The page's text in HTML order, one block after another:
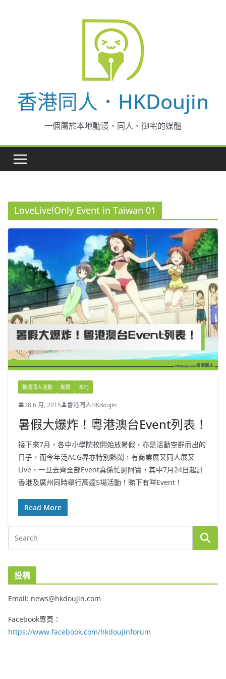
香港同人．HKDoujin
一個屬於本地動漫、同人、御宅的媒體
LoveLive!Only Event in Taiwan 01
動漫同人活動 新聞 本地
28 6 月, 2015 香港同人HKdoujin
暑假大爆炸！粵港澳台Event列表！
接下來7月，各中小學院校開始放暑假，亦是活動空群而出的
日子，而今年泛ACG界亦特別熱鬧，有商業展又同人展又
Live，一旦去齊全部Event真係忙過阿寶，其中7月24日起計
香港及廣州同時舉行高達5場活動！睇下有咩Event！
Read More
投稿
Email: news@hkdoujin.com
Facebook專頁：
https://www.facebook.com/hkdoujinforum